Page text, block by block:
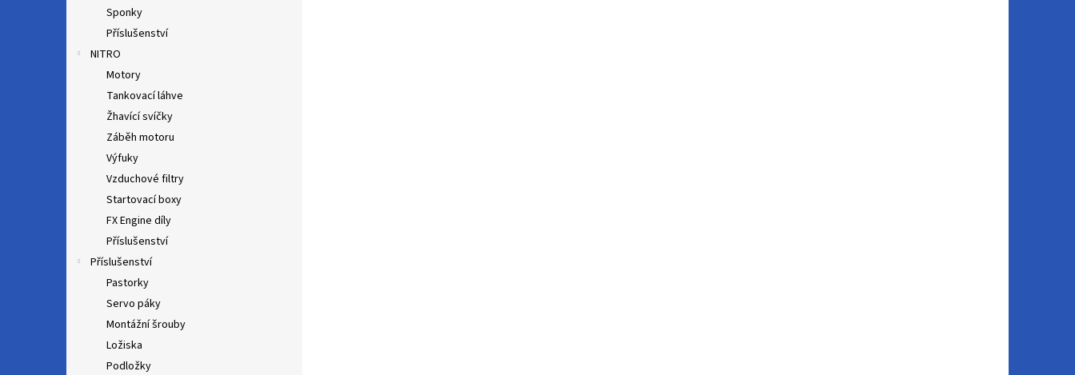
Sponky
Příslušenství
NITRO
Motory
Tankovací láhve
Žhavící svíčky
Záběh motoru
Výfuky
Vzduchové filtry
Startovací boxy
FX Engine díly
Příslušenství
Příslušenství
Pastorky
Servo páky
Montážní šrouby
Ložiska
Podložky